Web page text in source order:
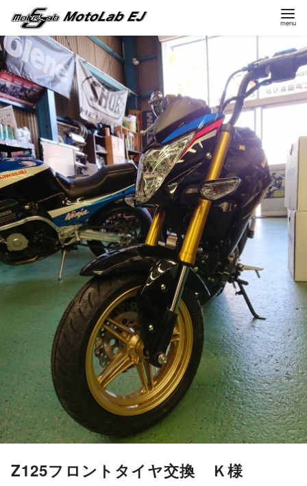
コ
ン
テ
ン
ツ
へ
移
動
Z125フロントタイヤ交換 Ｋ様